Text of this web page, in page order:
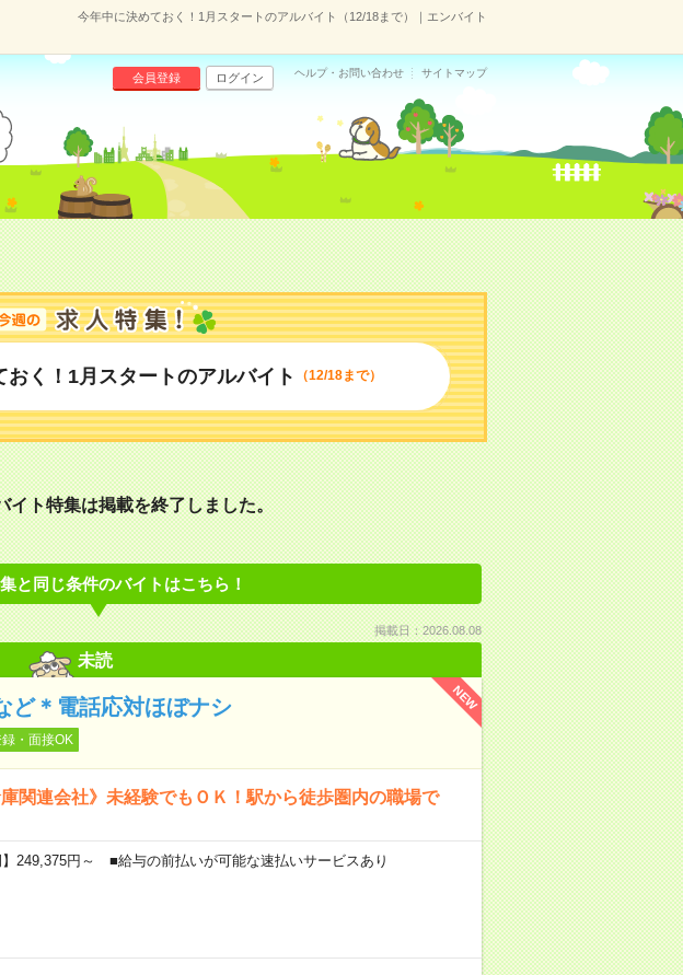
今年中に決めておく！1月スタートのアルバイト（12/18まで）｜エンバイト
会員登録 ログイン ヘルプ・お問い合わせ サイトマップ
おく！1月スタートのアルバイト （12/18まで）
イト特集は掲載を終了しました。
と同じ条件のバイトはこちら！
掲載日：2026.08.08
未読
NEW
ど＊電話応対ほぼナシ
・面接OK
関連会社》未経験でもＯＫ！駅から徒歩圏内の職場で
249,375円～ ■給与の前払いが可能な速払いサービスあり